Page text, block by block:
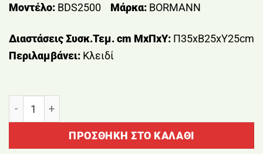
Μοντέλο: BDS2500 Μάρκα: BORMANN
Διαστάσεις Συσκ.Τεμ. cm ΜxΠxΥ: Π35xΒ25xΥ25cm
Περιλαμβάνει: Kλειδί
ΠΡΟΣΘΉΚΗ ΣΤΟ ΚΑΛΆΘΙ